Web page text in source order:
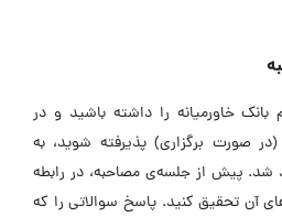
بانک خاورمیانه را داشته باشید و در
صورت برگزاری) پذیرفته شوید، به
شد. پیش از جلسه‌ی مصاحبه، در رابطه
آن تحقیق کنید. پاسخ سوالاتی را که